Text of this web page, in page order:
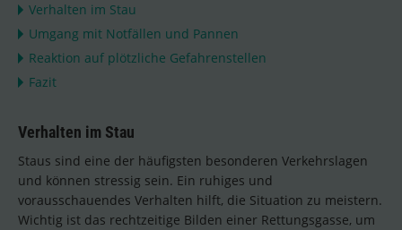
Verhalten im Stau
Umgang mit Notfällen und Pannen
Reaktion auf plötzliche Gefahrenstellen
Fazit
Verhalten im Stau
Staus sind eine der häufigsten besonderen Verkehrslagen
und können stressig sein. Ein ruhiges und
vorausschauendes Verhalten hilft, die Situation zu meistern.
Wichtig ist das rechtzeitige Bilden einer Rettungsgasse, um